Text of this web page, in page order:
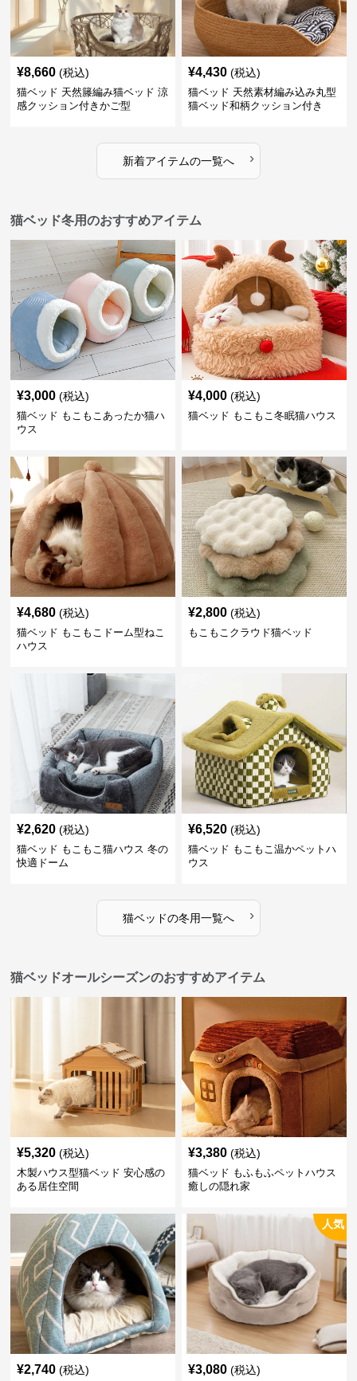
¥8,660 (税込)
猫ベッド 天然籐編み猫ベッド 涼
感クッション付きかご型
¥4,430 (税込)
猫ベッド 天然素材編み込み丸型
猫ベッド和柄クッション付き
新着アイテムの一覧へ ›
猫ベッド冬用のおすすめアイテム
¥3,000 (税込)
猫ベッド もこもこあったか猫ハ
ウス
¥4,000 (税込)
猫ベッド もこもこ冬眠猫ハウス
¥4,680 (税込)
猫ベッド もこもこドーム型ねこ
ハウス
¥2,800 (税込)
もこもこクラウド猫ベッド
¥2,620 (税込)
猫ベッド もこもこ猫ハウス 冬の
快適ドーム
¥6,520 (税込)
猫ベッド もこもこ温かペットハ
ウス
猫ベッドの冬用一覧へ ›
猫ベッドオールシーズンのおすすめアイテム
¥5,320 (税込)
木製ハウス型猫ベッド 安心感の
ある居住空間
¥3,380 (税込)
猫ベッド もふもふペットハウス
癒しの隠れ家
¥2,740 (税込)
人気
¥3,080 (税込)